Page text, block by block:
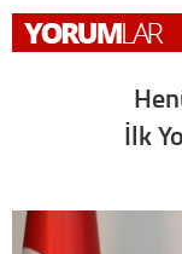
İlk